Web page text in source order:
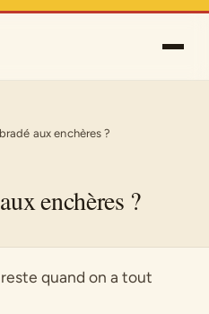
aux enchères ?
enchères ?
quand on a tout